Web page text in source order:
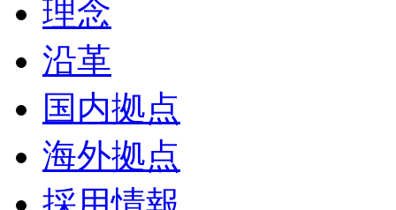
理念
沿革
国内拠点
海外拠点